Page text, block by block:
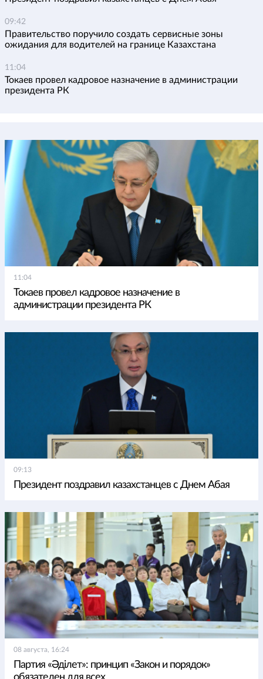
09:42
Правительство поручило создать сервисные зоны
ожидания для водителей на границе Казахстана
11:04
Токаев провел кадровое назначение в администрации
президента РК
11:04
Токаев провел кадровое назначение в
администрации президента РК
09:13
Президент поздравил казахстанцев с Днем Абая
08 августа, 16:24
Партия «Әділет»: принцип «Закон и порядок»